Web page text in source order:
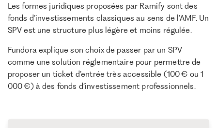
Les formes juridiques proposées par Ramify sont des
fonds d’investissements classiques au sens de l’AMF. Un
SPV est une structure plus légère et moins régulée.
Fundora explique son choix de passer par un SPV
comme une solution réglementaire pour permettre de
proposer un ticket d’entrée très accessible (100 € ou 1
000 €) à des fonds d’investissement professionnels.